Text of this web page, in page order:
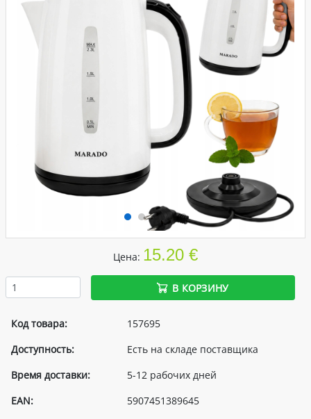
Цена: 15.20 €
В КОРЗИНУ
Код товара:
157695
Доступность:
Есть на складе поставщика
Время доставки:
5-12 рабочих дней
EAN:
5907451389645